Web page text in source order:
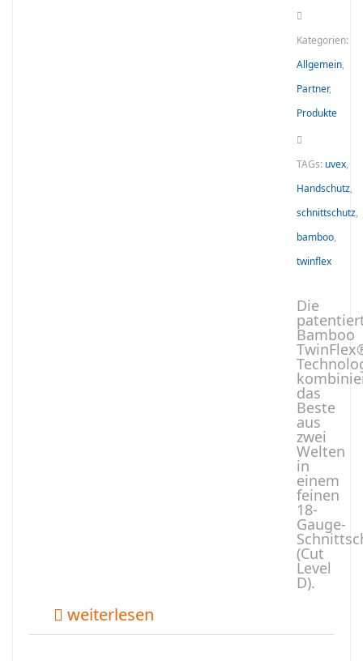
Kategorien:
Allgemein,
Partner,
Produkte
TAGs: uvex,
Handschutz,
schnittschutz,
bamboo,
twinflex
Die
Bamboo
das
Beste
aus
zwei
Welten
in
einem
feinen
18-
Gauge-
(Cut
Level
D).
weiterlesen